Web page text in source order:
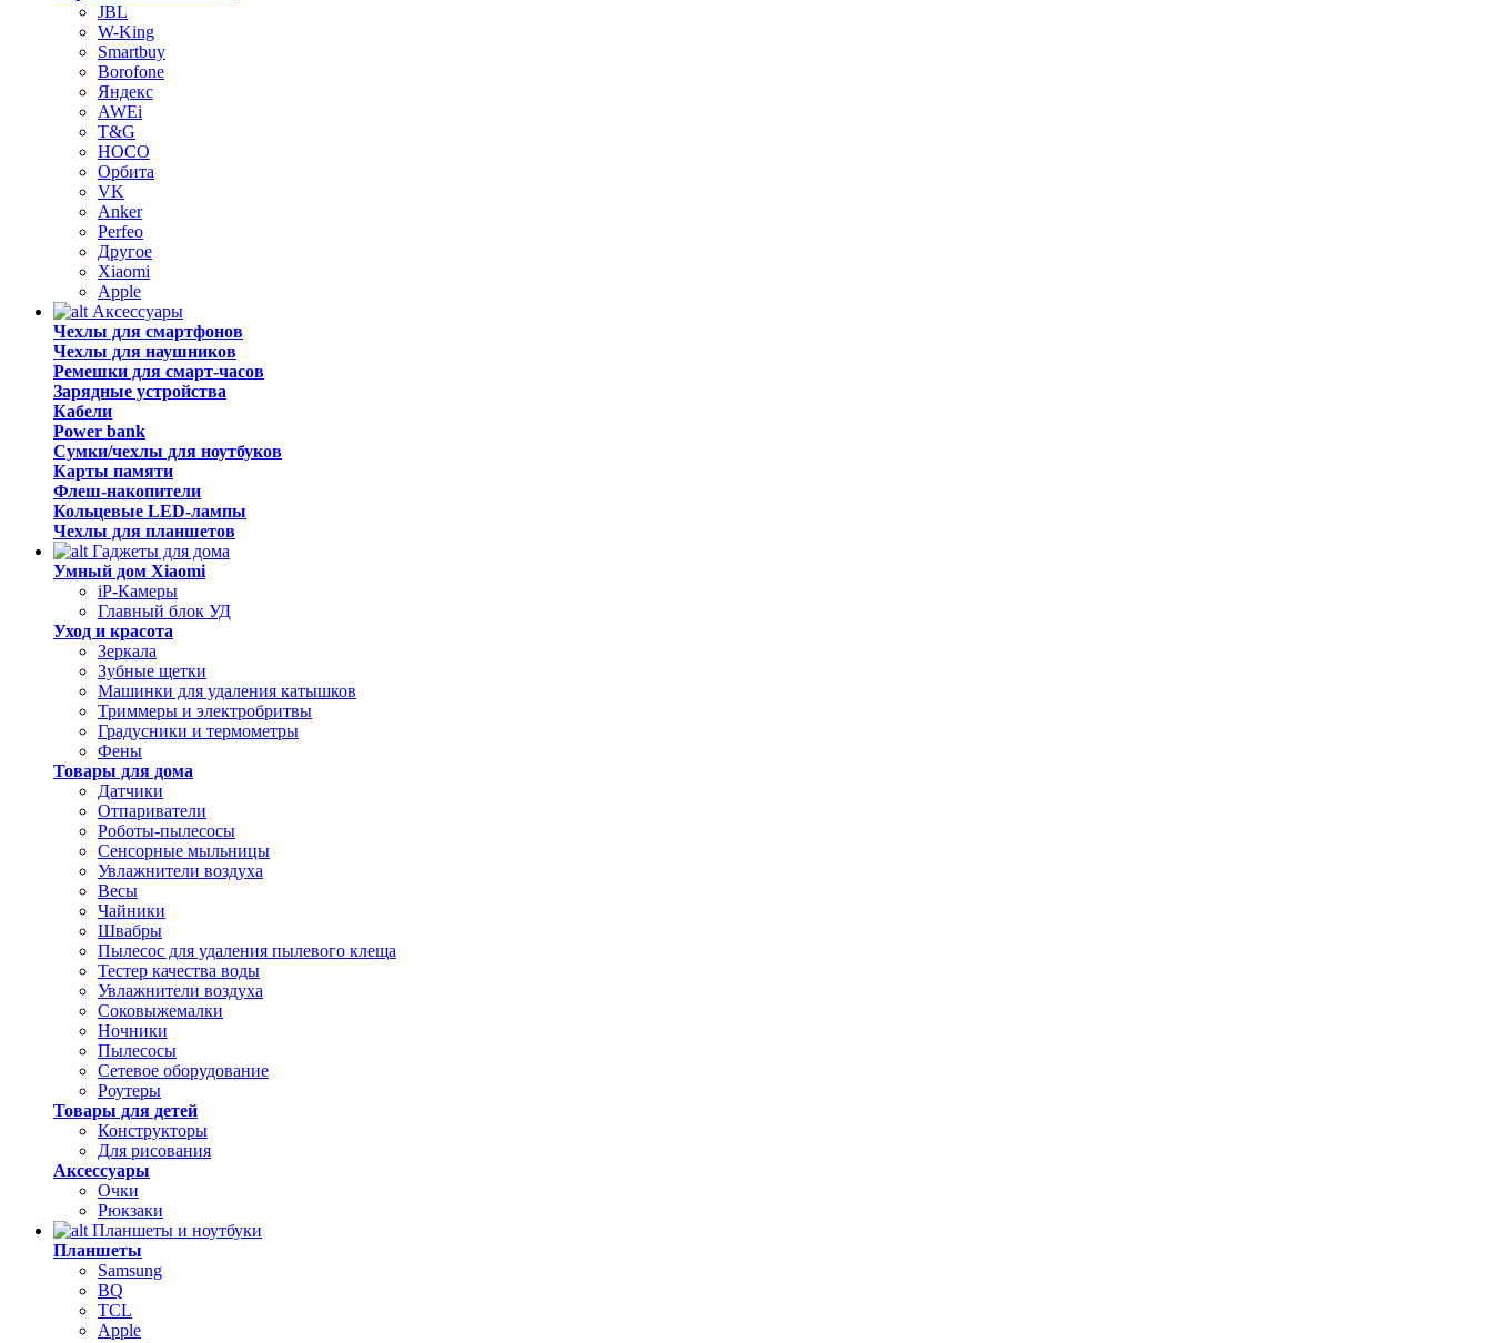
JBL
W-King
Smartbuy
Borofone
Яндекс
AWEi
T&G
HOCO
Орбита
VK
Anker
Perfeo
Другое
Xiaomi
Apple
Аксессуары
Чехлы для смартфонов
Чехлы для наушников
Ремешки для смарт-часов
Зарядные устройства
Кабели
Power bank
Сумки/чехлы для ноутбуков
Карты памяти
Флеш-накопители
Кольцевые LED-лампы
Чехлы для планшетов
Гаджеты для дома
Умный дом Xiaomi
iP-Камеры
Главный блок УД
Уход и красота
Зеркала
Зубные щетки
Машинки для удаления катышков
Триммеры и электробритвы
Градусники и термометры
Фены
Товары для дома
Датчики
Отпариватели
Роботы-пылесосы
Сенсорные мыльницы
Увлажнители воздуха
Весы
Чайники
Швабры
Пылесос для удаления пылевого клеща
Тестер качества воды
Увлажнители воздуха
Соковыжемалки
Ночники
Пылесосы
Сетевое оборудование
Роутеры
Товары для детей
Конструкторы
Для рисования
Аксессуары
Очки
Рюкзаки
Планшеты и ноутбуки
Планшеты
Samsung
BQ
TCL
Apple